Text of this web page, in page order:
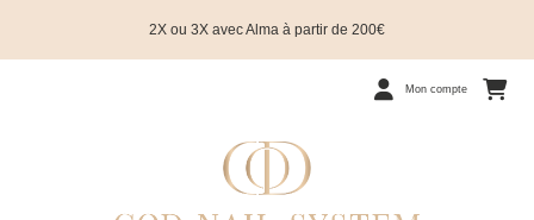
2X ou 3X avec Alma à partir de 200€
Mon compte